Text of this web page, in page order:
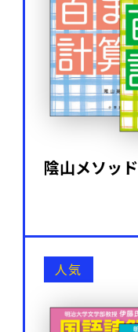
陰山メソッド
人気